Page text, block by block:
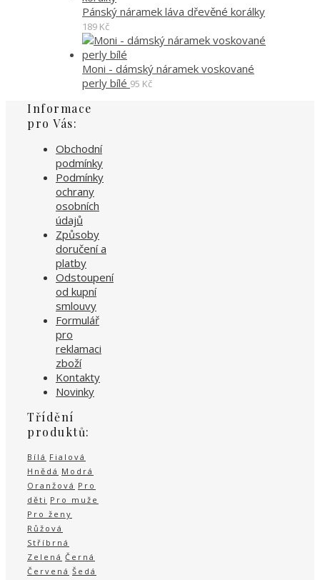
Pánský náramek láva dřevěné korálky
189 Kč
Moni - dámský náramek voskované
perly bílé 95 Kč
Informace
pro Vás:
Obchodní
podmínky
Podmínky
ochrany
osobních
údajů
Způsoby
doručení a
platby
Odstoupení
od kupní
smlouvy
Formulář
pro
reklamaci
zboží
Kontakty
Novinky
Třídění
produktů:
Bílá Fialová
Hnědá Modrá
Oranžová Pro
děti Pro muže
Pro ženy
Růžová
Stříbrná
Zelená Černá
Červená Šedá